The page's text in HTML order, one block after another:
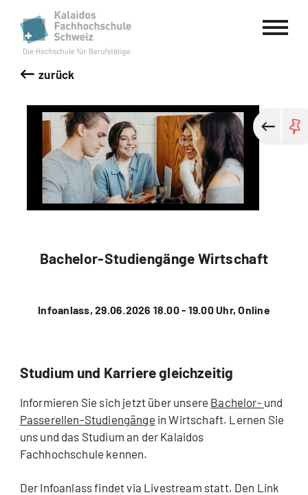
Kalaidos Fachhochschule Schweiz
zurück
Bachelor-Studiengänge Wirtschaft
Infoanlass, 29.06.2026 18.00 - 19.00 Uhr, Online
Studium und Karriere gleichzeitig
Informieren Sie sich jetzt über unsere Bachelor- und
Passerellen-Studiengänge in Wirtschaft. Lernen Sie
uns und das Studium an der Kalaidos
Fachhochschule kennen.
Der Infoanlass findet via Livestream statt. Den Link